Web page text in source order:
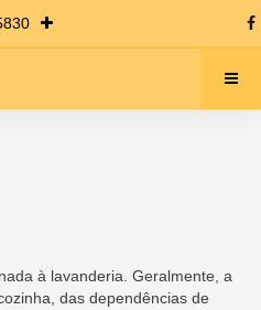
à lavanderia. Geralmente, a
das dependências de